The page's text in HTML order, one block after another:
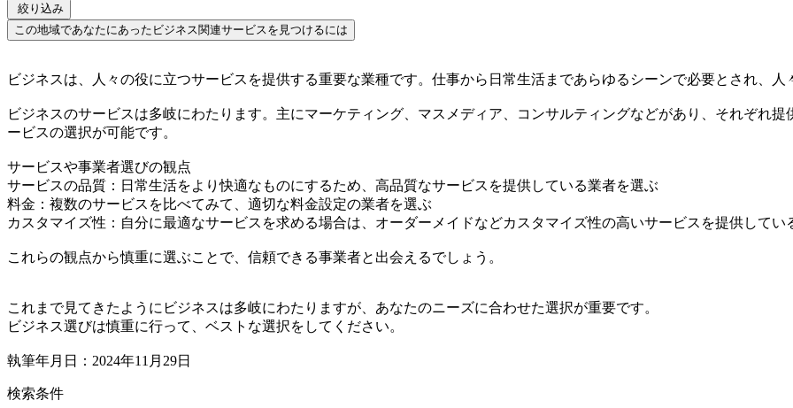
絞り込み
この地域であなたにあったビジネス関連サービスを見つけるには
ビジネスは、人々の役に立つサービスを提供する重要な業種です。仕事から日常生活まであらゆるシーンで必要とされ、人
ビジネスのサービスは多岐にわたります。主にマーケティング、マスメディア、コンサルティングなどがあり、それぞれ
ービスの選択が可能です。
サービスや事業者選びの観点
サービスの品質：日常生活をより快適なものにするため、高品質なサービスを提供している業者を選ぶ
料金：複数のサービスを比べてみて、適切な料金設定の業者を選ぶ
カスタマイズ性：自分に最適なサービスを求める場合は、オーダーメイドなどカスタマイズ性の高いサービスを提供してい
これらの観点から慎重に選ぶことで、信頼できる事業者と出会えるでしょう。
これまで見てきたようにビジネスは多岐にわたりますが、あなたのニーズに合わせた選択が重要です。
ビジネス選びは慎重に行って、ベストな選択をしてください。
執筆年月日：2024年11月29日
検索条件